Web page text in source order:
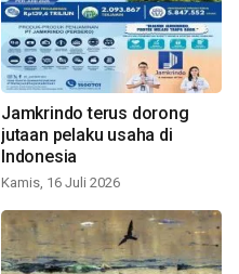
Jamkrindo terus dorong
jutaan pelaku usaha di
Indonesia
Kamis, 16 Juli 2026